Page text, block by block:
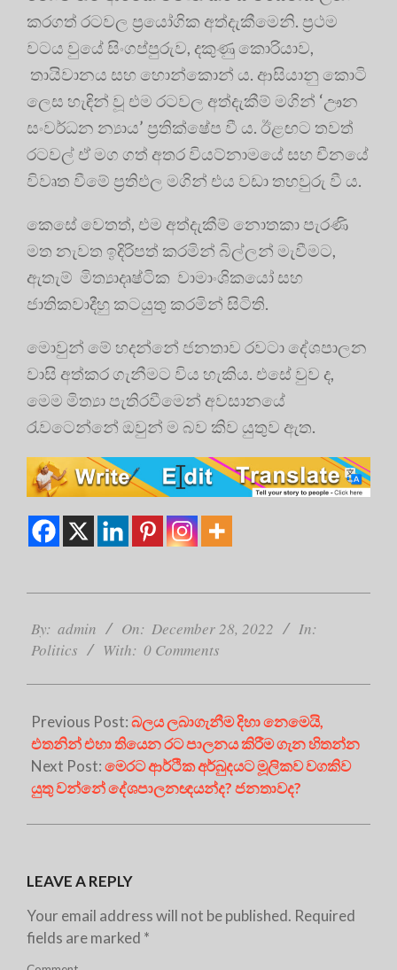
කරගත් රටවල ප්‍රයෝගික අත්දැකීමෙනි. ප්‍රථම
වටය වුයේ සිංගප්පුරුව, දකුණු කොරියාව,
තායිවානය සහ හොන්කොන් ය. ආසියානු කොටි
ලෙස හැඳින් වූ එම රටවල අත්දැකීම් මගින් ‘ඌන
සංවර්ධන න්‍යාය’ ප්‍රතික්ෂේප වී ය. ඊළඟට තවත්
රටවල් ඒ මග ගත් අතර වියට්නාමයේ සහ චීනයේ
විවෘත වීමේ ප්‍රතිඵල මගින් එය වඩා තහවුරු වී ය.
කෙසේ වෙතත්, එම අත්දැකීම් නොතකා පැරණි
මත නැවත ඉදිරිපත් කරමින් බිල්ලන් මැවීමට,
ඇතැම් මිත්‍යාදෘෂ්ටික වාමාංශිකයෝ සහ
ජාතිකවාදීහු කටයුතු කරමින් සිටිති.
මොවුන් මේ හදන්නේ ජනතාව රවටා දේශපාලන
වාසි අත්කර ගැනීමට විය හැකිය. එසේ වුව ද,
මෙම මිත්‍යා පැතිරවීමෙන් අවසානයේ
රැවටෙන්නේ ඔවුන් ම බව කිව යුතුව ඇත.
12-
28
By: admin On: December 28, 2022
In:
Politics
With: 0 Comments
Previous Post:බලය ලබාගැනීම දිහා නෙමෙයි,
එතනින් එහා තියෙන රට පාලනය කිරීම ගැන හිතන්න
Next Post:මෙරට ආර්ථික අර්බුදයට මූලිකව වගකිව
යුතු වන්නේ දේශපාලනඥයන්ද? ජනතාවද?
LEAVE A REPLY
Your email address will not be published. Required
fields are marked *